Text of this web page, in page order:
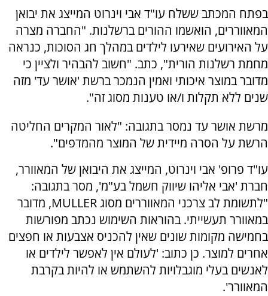
בפתח המכתב ששלח עו"ד אבי וינרוט המייצג את יבואן
המאווררים, הואשמו ההורים ברשלנות. "החברה מצרה
על האירועים שאירעו לילדים במהלך חג הסוכות, כנראה
מחמת רשלנות הורית", כתב. "חשוב להבהיר ולציין כי
מדובר במוצר איכותי ואמין הנמכר ברשת 'אושר עד' מזה
שנים ללא תקלות ו/או טענות מסוג זה".
מרשת אושר עד נמסר בתגובה: "לאור המקרים החליטה
הרשת על הסרה מיידית של המוצר מהמדפים".
עו"ד פרופ' אבי וינרוט, המייצג את היבואן של המאוורר,
חברת 'אבי אליהו שיווק חשמל בע"מ', מסר בתגובה:
"לתשומת לב צרכני המאווררים מסוג MULLER, מדובר
במאוורר תעשייתי. בהוראות השימוש נכתב מפורשות
בחמישה מקומות שונים שאין להכניס אצבעות או חפצים
אחרים למוצר. כן כתוב: 'לעולם אין לאפשר לילדים או
לאנשים בעלי מוגבלויות להשתמש או להיות בקרבת
המאוורר'.